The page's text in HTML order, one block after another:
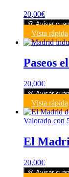
20,00€
@ Avisar
Vista rápida
Paseos
20,00€
@ Avisar
Vista rápida
Valorado con
El
20,00€
@ Avisar